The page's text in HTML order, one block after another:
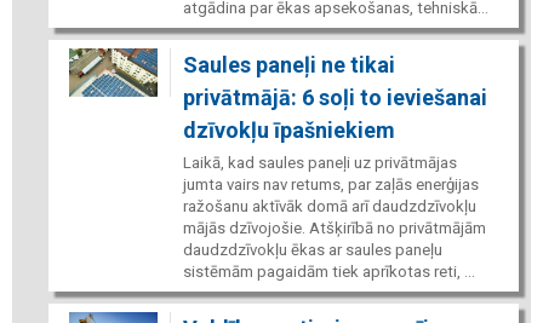
atgādina par ēkas apsekošanas, tehniskā...
Saules paneļi ne tikai
privātmājā: 6 soļi to ieviešanai
dzīvokļu īpašniekiem
Laikā, kad saules paneļi uz privātmājas
jumta vairs nav retums, par zaļās enerģijas
ražošanu aktīvāk domā arī daudzdzīvokļu
mājās dzīvojošie. Atšķirībā no privātmājām
daudzdzīvokļu ēkas ar saules paneļu
sistēmām pagaidām tiek aprīkotas reti, ...